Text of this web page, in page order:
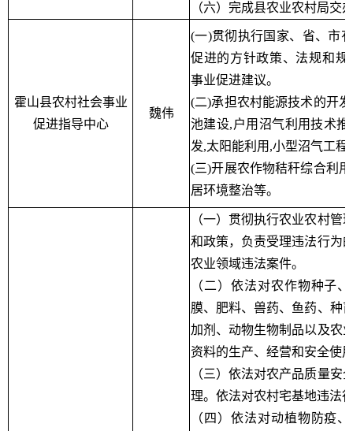
（六）完成县农业农村局交
霍山县农村社会事业
促进指导中心
魏伟
(一)贯彻执行国家、省、市
促进的方针政策、法规和规
事业促进建议。
(二)承担农村能源技术的开
池建设,户用沼气利用技术
发,太阳能利用,小型沼气工程
(三)开展农作物秸秆综合利
居环境整治等。
（一）贯彻执行农业农村管
和政策，负责受理违法行为
农业领域违法案件。
（二）依法对农作物种子
膜、肥料、兽药、鱼药、种
加剂、动物生物制品以及农
资料的生产、经营和安全使
（三）依法对农产品质量安
理。依法对农村宅基地违法
（四）依法对动植物防疫